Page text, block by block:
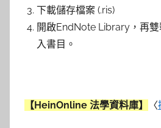
下載儲存檔案 (.ris)
開啟EndNote Library，再
入書目。
【HeinOnline 法學資料庫】 〈